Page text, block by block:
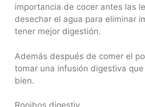
importancia de cocer antes las
desechar el agua para eliminar
tener mejor digestión.
Además después de comer el
tomar una infusión digestiva
bien.
Rooibos digestiv.